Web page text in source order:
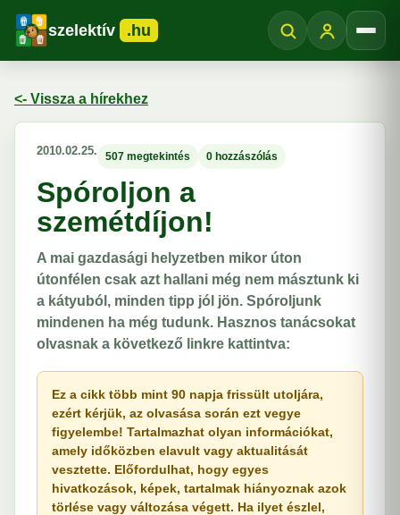
szelektív .hu
<- Vissza a hírekhez
2010.02.25. 507 megtekintés 0 hozzászólás
Spóroljon a
szemétdíjon!
A mai gazdasági helyzetben mikor úton
útonfélen csak azt hallani még nem másztunk ki
a kátyuból, minden tipp jól jön. Spóroljunk
mindenen ha még tudunk. Hasznos tanácsokat
olvasnak a következő linkre kattintva:
Ez a cikk több mint 90 napja frissült utoljára,
ezért kérjük, az olvasása során ezt vegye
figyelembe! Tartalmazhat olyan információkat,
amely időközben elavult vagy aktualitását
vesztette. Előfordulhat, hogy egyes
hivatkozások, képek, tartalmak hiányoznak azok
törlése vagy változása végett. Ha ilyet észlel,